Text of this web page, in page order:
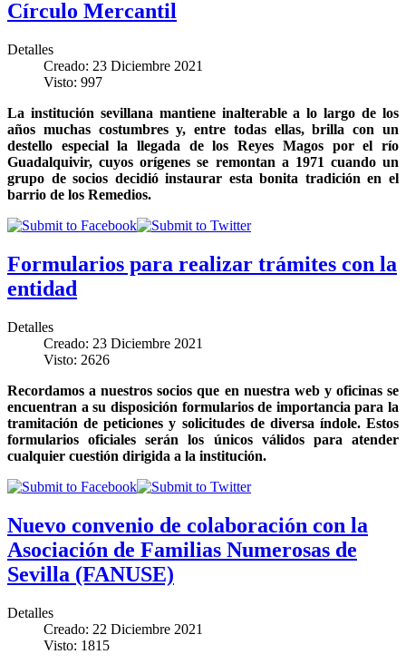
Círculo Mercantil
Detalles
Creado: 23 Diciembre 2021
Visto: 997
La institución sevillana mantiene inalterable a lo largo de los
años muchas costumbres y, entre todas ellas, brilla con un
destello especial la llegada de los Reyes Magos por el río
Guadalquivir, cuyos orígenes se remontan a 1971 cuando un
grupo de socios decidió instaurar esta bonita tradición en el
barrio de los Remedios.
Formularios para realizar trámites con la
entidad
Detalles
Creado: 23 Diciembre 2021
Visto: 2626
Recordamos a nuestros socios que en nuestra web y oficinas se
encuentran a su disposición formularios de importancia para la
tramitación de peticiones y solicitudes de diversa índole. Estos
formularios oficiales serán los únicos válidos para atender
cualquier cuestión dirigida a la institución.
Nuevo convenio de colaboración con la
Asociación de Familias Numerosas de
Sevilla (FANUSE)
Detalles
Creado: 22 Diciembre 2021
Visto: 1815